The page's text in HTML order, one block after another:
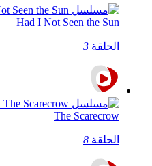
Had I Not Seen the Sun
الحلقة 3
The Scarecrow
الحلقة 8